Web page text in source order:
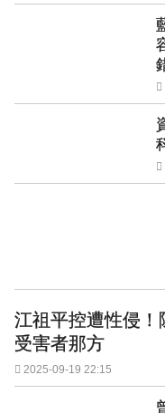
江祖平控遭性侵！
受害者那方
2025-09-19 22:15